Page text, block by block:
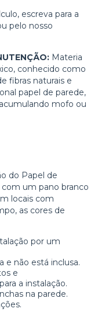
escreva para a
pelo nosso
Materia
conhecido como
fibras naturais e
papel de parede,
mofo ou
do Papel de
um pano branco
locais com
as cores de
por um
e não está inclusa.
e
a instalação.
na parede.